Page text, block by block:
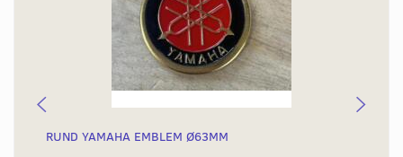
RUND YAMAHA EMBLEM Ø63MM